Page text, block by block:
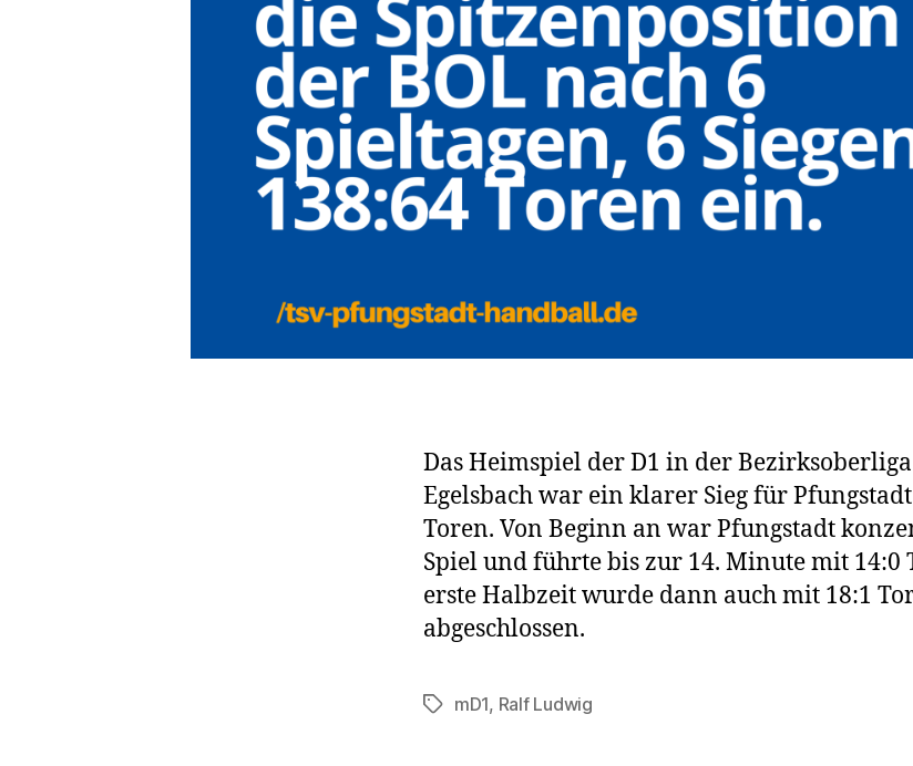
Das Heimspiel der D1 in der Bezirksoberliga
Egelsbach war ein klarer Sieg für
Toren. Von Beginn an war Pfungstadt
Spiel und führte bis zur 14. Minute mit 14:0
erste Halbzeit wurde dann auch mit 18:1
abgeschlossen.
Schlagwörter
mD1, Ralf Ludwig